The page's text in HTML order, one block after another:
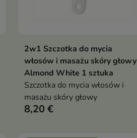
Dodaj do koszyka
2w1 Szczotka do mycia
włosów i masażu skóry głowy
Almond White 1 sztuka
Szczotka do mycia włosów i
masażu skóry głowy
8,20 €